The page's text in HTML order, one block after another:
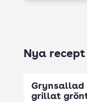
Nya recept
Grynsallad
grillat